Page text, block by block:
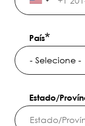
País
Estado/